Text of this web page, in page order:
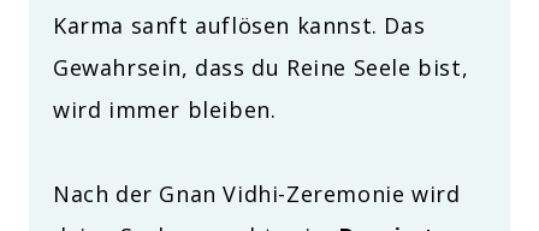
Karma sanft auflösen kannst. Das
Gewahrsein, dass du Reine Seele bist,
wird immer bleiben.
Nach der Gnan Vidhi-Zeremonie wird